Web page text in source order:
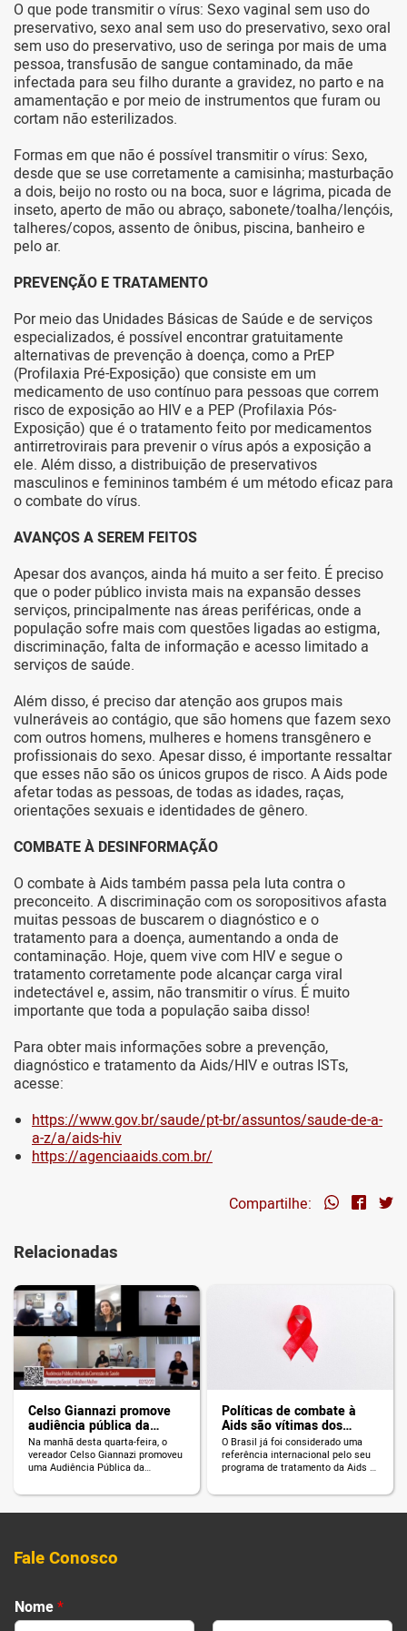
O que pode transmitir o vírus: Sexo vaginal sem uso do
preservativo, sexo anal sem uso do preservativo, sexo oral
sem uso do preservativo, uso de seringa por mais de uma
pessoa, transfusão de sangue contaminado, da mãe
infectada para seu filho durante a gravidez, no parto e na
amamentação e por meio de instrumentos que furam ou
cortam não esterilizados.
Formas em que não é possível transmitir o vírus: Sexo,
desde que se use corretamente a camisinha; masturbação
a dois, beijo no rosto ou na boca, suor e lágrima, picada de
inseto, aperto de mão ou abraço, sabonete/toalha/lençóis,
talheres/copos, assento de ônibus, piscina, banheiro e
pelo ar.
PREVENÇÃO E TRATAMENTO
Por meio das Unidades Básicas de Saúde e de serviços
especializados, é possível encontrar gratuitamente
alternativas de prevenção à doença, como a PrEP
(Profilaxia Pré-Exposição) que consiste em um
medicamento de uso contínuo para pessoas que correm
risco de exposição ao HIV e a PEP (Profilaxia Pós-
Exposição) que é o tratamento feito por medicamentos
antirretrovirais para prevenir o vírus após a exposição a
ele. Além disso, a distribuição de preservativos
masculinos e femininos também é um método eficaz para
o combate do vírus.
AVANÇOS A SEREM FEITOS
Apesar dos avanços, ainda há muito a ser feito. É preciso
que o poder público invista mais na expansão desses
serviços, principalmente nas áreas periféricas, onde a
população sofre mais com questões ligadas ao estigma,
discriminação, falta de informação e acesso limitado a
serviços de saúde.
Além disso, é preciso dar atenção aos grupos mais
vulneráveis ao contágio, que são homens que fazem sexo
com outros homens, mulheres e homens transgênero e
profissionais do sexo. Apesar disso, é importante ressaltar
que esses não são os únicos grupos de risco. A Aids pode
afetar todas as pessoas, de todas as idades, raças,
orientações sexuais e identidades de gênero.
COMBATE À DESINFORMAÇÃO
O combate à Aids também passa pela luta contra o
preconceito. A discriminação com os soropositivos afasta
muitas pessoas de buscarem o diagnóstico e o
tratamento para a doença, aumentando a onda de
contaminação. Hoje, quem vive com HIV e segue o
tratamento corretamente pode alcançar carga viral
indetectável e, assim, não transmitir o vírus. É muito
importante que toda a população saiba disso!
Para obter mais informações sobre a prevenção,
diagnóstico e tratamento da Aids/HIV e outras ISTs,
acesse:
https://www.gov.br/saude/pt-br/assuntos/saude-de-a-
a-z/a/aids-hiv
https://agenciaaids.com.br/
Compartilhe:
Relacionadas
Celso Giannazi promove
audiência pública da
Comissão de Saúde sobre
a pandemia do HIV e da
Covid-19
Na manhã desta quarta-feira, o
vereador Celso Giannazi promoveu
uma Audiência Pública da
coordenadores de movimentos de
Secretaria Municipal de Direitos
Políticas de combate à
Aids são vítimas dos
cortes de Bolsonaro
O Brasil já foi considerado uma
referência internacional pelo seu
programa de tratamento da Aids e
histórico corre risco frente a
Fale Conosco
Nome*